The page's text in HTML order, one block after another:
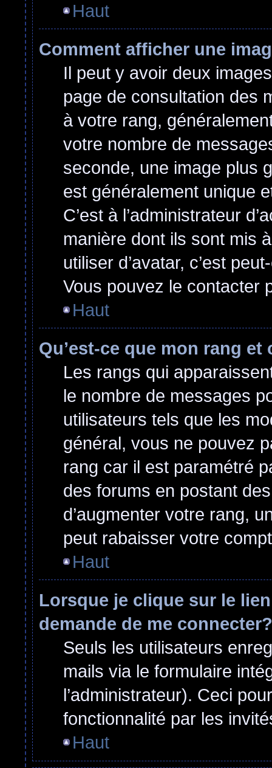
Haut
Comment afficher une
Il peut y avoir deux
page de consultation des
à votre rang,
votre nombre de
seconde, une image plus
est généralement unique
C’est à l’administrateur
manière dont ils sont mis
utiliser d’avatar, c’est
Vous pouvez le contacter
Haut
Qu’est-ce que mon rang
Les rangs qui
le nombre de messages
utilisateurs tels que les
général, vous ne pouvez
rang car il est paramétré
des forums en postant
d’augmenter votre rang,
peut rabaisser votre
Haut
Lorsque je clique sur le
demande de me connecter?
Seuls les utilisateurs
mails via le formulaire
l’administrateur). Ceci
fonctionnalité par les
Haut